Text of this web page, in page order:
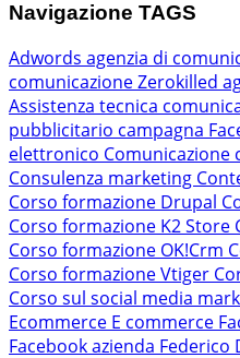
Navigazione TAGS
Adwords agenzia di
comunicazione Zerokilled
Assistenza tecnica
pubblicitario campagna
elettronico Comunicazione
Consulenza marketing
Corso formazione Drupal
Corso formazione K2 Store
Corso formazione OK!Crm
Corso formazione Vtiger
Corso sul social media
Ecommerce E commerce
Facebook azienda Federico